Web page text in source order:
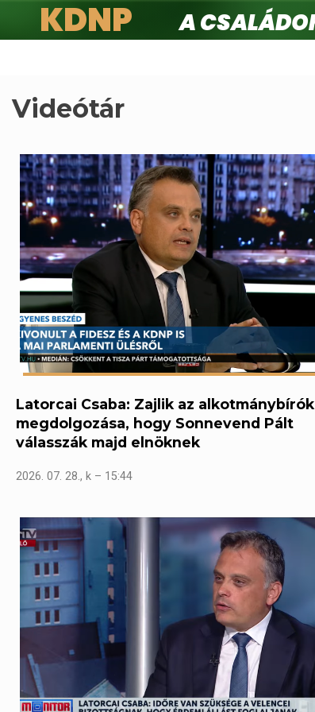
KDNP
A családokért.
Videótár
Latorcai Csaba: Zajlik az alkotmánybírók
megdolgozása, hogy Sonnevend Pált
válasszák majd elnöknek
2026. 07. 28., k – 15:44
Oldalszámozás